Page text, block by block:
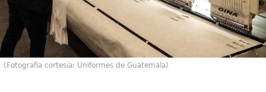
(Fotografía cortesía: Uniformes de Guatemala)